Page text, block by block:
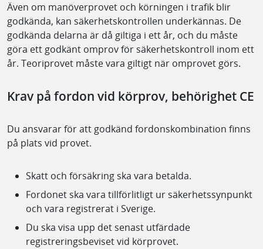
Även om manöverprovet och körningen i trafik blir
godkända, kan säkerhetskontrollen underkännas. De
godkända delarna är då giltiga i ett år, och du måste
göra ett godkänt omprov för säkerhetskontroll inom ett
år. Teoriprovet måste vara giltigt när omprovet görs.
Krav på fordon vid körprov, behörighet CE
Du ansvarar för att godkänd fordonskombination finns
på plats vid provet.
Skatt och försäkring ska vara betalda.
Fordonet ska vara tillförlitligt ur säkerhetssynpunkt
och vara registrerat i Sverige.
Du ska visa upp det senast utfärdade
registreringsbeviset vid körprovet.